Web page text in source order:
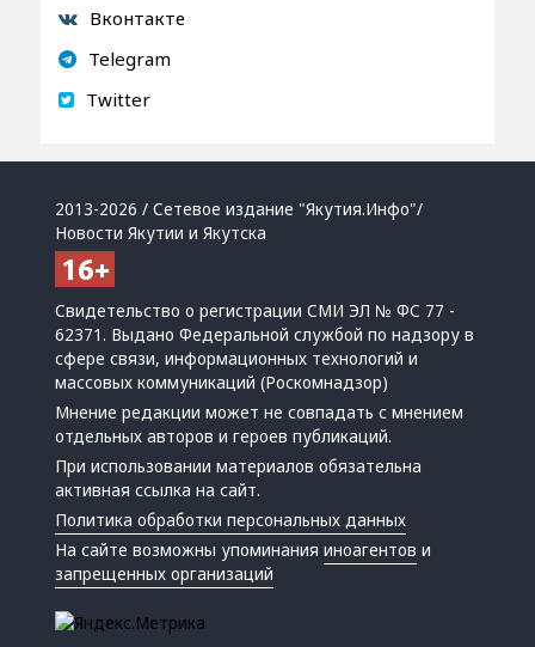
Вконтакте
Telegram
Twitter
2013-2026 / Сетевое издание "Якутия.Инфо"/
Новости Якутии и Якутска
Свидетельство о регистрации СМИ ЭЛ № ФС 77 -
62371. Выдано Федеральной службой по надзору в
сфере связи, информационных технологий и
массовых коммуникаций (Роскомнадзор)
Мнение редакции может не совпадать с мнением
отдельных авторов и героев публикаций.
При использовании материалов обязательна
активная ссылка на сайт.
Политика обработки персональных данных
На сайте возможны упоминанияиноагентов и
запрещенных организаций